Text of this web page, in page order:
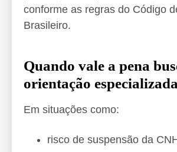
conforme as regras do Código
Brasileiro.
Quando vale a pena
orientação especializada
Em situações como:
risco de suspensão da